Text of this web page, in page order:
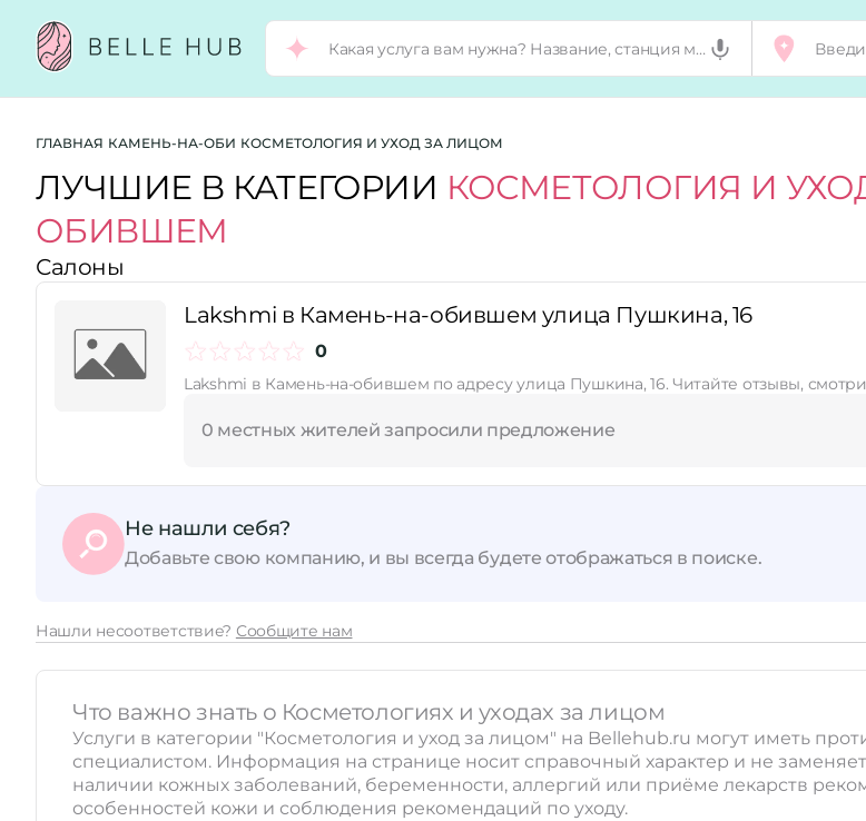
Город:
Категории:
Рейтинг:
Принимает сертификаты
ГЛАВНАЯ КАМЕНЬ-НА-ОБИ КОСМЕТОЛОГИЯ И УХОД ЗА ЛИЦОМ
ЛУЧШИЕ В КАТЕГОРИИ КОСМЕТОЛОГИЯ И
ОБИВШЕМ
Салоны
Lakshmi в Камень-на-обившем улица Пушкина, 16
0
Lakshmi в Камень-на-обившем по адресу улица Пушкина, 16. Читайте отзывы,
0 местных жителей запросили предложение
Не нашли себя?
Добавьте свою компанию, и вы всегда будете отображаться в поиске.
Нашли несоответствие? Сообщите нам
Что важно знать о Косметологиях и уходах за лицом
Услуги в категории "Косметология и уход за лицом" на Bellehub.ru могут иметь
специалистом. Информация на странице носит справочный характер и не
наличии кожных заболеваний, беременности, аллергий или приёме лекарств
особенностей кожи и соблюдения рекомендаций по уходу.